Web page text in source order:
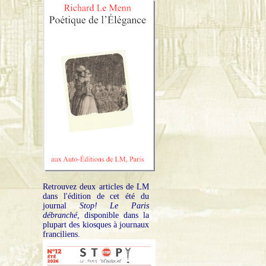
Retrouvez deux articles de LM
dans l'édition de cet été du
journal Stop! Le Paris
débranché, disponible dans la
plupart des kiosques à journaux
franciliens.